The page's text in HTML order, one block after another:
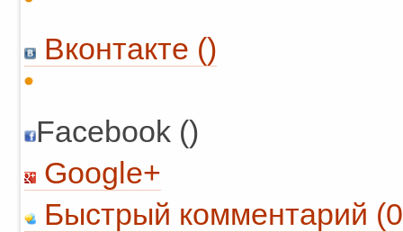
Вконтакте ()
Facebook ()
Google+
Быстрый комментарий